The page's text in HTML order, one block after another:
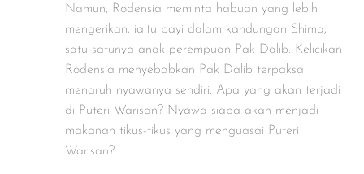
Namun, Rodensia meminta habuan yang lebih
mengerikan, iaitu bayi dalam kandungan Shima,
satu-satunya anak perempuan Pak Dalib. Kelicikan
Rodensia menyebabkan Pak Dalib terpaksa
menaruh nyawanya sendiri. Apa yang akan terjadi
di Puteri Warisan? Nyawa siapa akan menjadi
makanan tikus-tikus yang menguasai Puteri
Warisan?